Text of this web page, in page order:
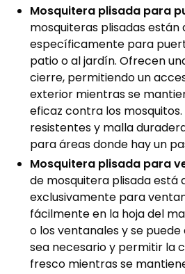
Mosquitera plisada para
mosquiteras plisadas están
específicamente para
patio o al jardín. Ofrecen
cierre, permitiendo un
exterior mientras se
eficaz contra los mosquitos.
resistentes y malla
para áreas donde hay un
Mosquitera plisada para
de mosquitera plisada está
exclusivamente para
fácilmente en la hoja del
o los ventanales y se
sea necesario y permitir la
fresco mientras se